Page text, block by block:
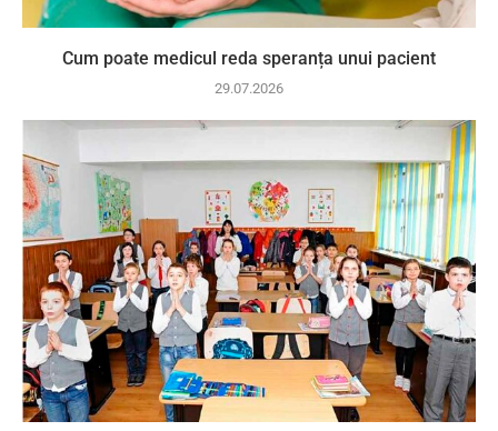
Cum poate medicul reda speranța unui pacient
29.07.2026